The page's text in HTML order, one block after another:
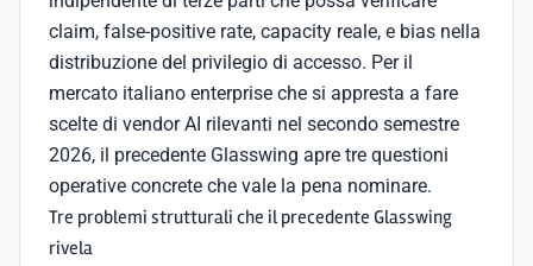
claim, false-positive rate, capacity reale, e bias nella
distribuzione del privilegio di accesso. Per il
mercato italiano enterprise che si appresta a fare
scelte di vendor AI rilevanti nel secondo semestre
2026, il precedente Glasswing apre tre questioni
operative concrete che vale la pena nominare.
Tre problemi strutturali che il precedente Glasswing
rivela